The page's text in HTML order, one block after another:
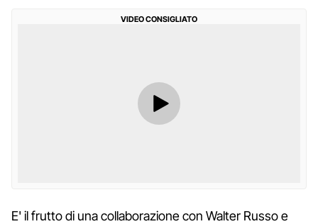
VIDEO CONSIGLIATO
E' il frutto di una collaborazione con Walter Russo e